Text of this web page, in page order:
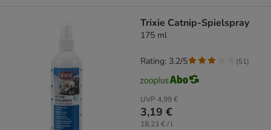
Trixie Catnip-Spielspray
175 ml
UVP 4,99 €
3,19 €
18,23 € / l
Rating: 3.2/5 (51)